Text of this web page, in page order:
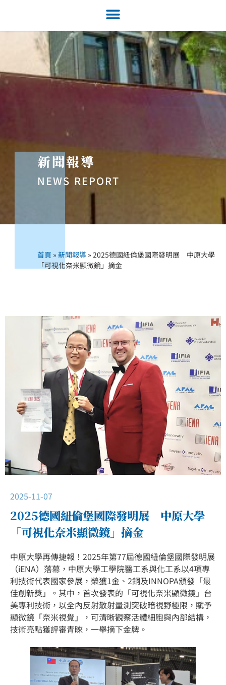
新聞報導
NEWS REPORT
首頁 »新聞報導 »2025德國紐倫堡國際發明展 中原大學
「可視化奈米顯微鏡」摘金
2025-11-07
2025德國紐倫堡國際發明展 中原大學
「可視化奈米顯微鏡」摘金
中原大學再傳捷報！2025年第77屆德國紐倫堡國際發明展
（iENA）落幕，中原大學工學院醫工系與化工系以4項專
利技術代表國家參展，榮獲1金、2銅及INNOPA頒發「最
佳創新獎」。其中，首次發表的「可視化奈米顯微鏡」台
美專利技術，以全內反射散射量測突破暗視野極限，賦予
顯微鏡「奈米視覺」，可清晰觀察活體細胞與內部結構，
技術亮點獲評審青睞，一舉摘下金牌。